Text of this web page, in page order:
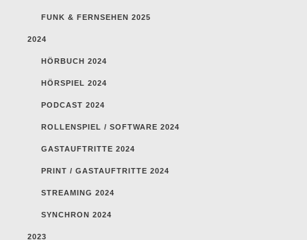
FUNK & FERNSEHEN 2025
2024
HÖRBUCH 2024
HÖRSPIEL 2024
PODCAST 2024
ROLLENSPIEL / SOFTWARE 2024
GASTAUFTRITTE 2024
PRINT / GASTAUFTRITTE 2024
STREAMING 2024
SYNCHRON 2024
2023